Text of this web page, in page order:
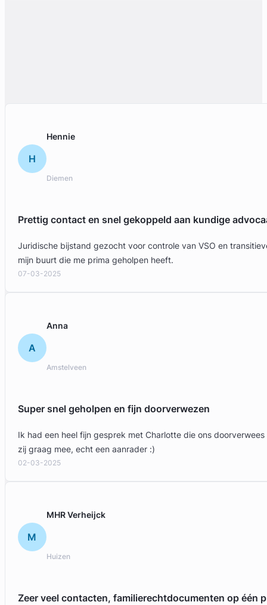
H
Hennie
Diemen
Prettig contact en snel gekoppeld aan kundige
Juridische bijstand gezocht voor controle van VSO en
mijn buurt die me prima geholpen heeft.
07-03-2025
A
Anna
Amstelveen
Super snel geholpen en fijn doorverwezen
Ik had een heel fijn gesprek met Charlotte die ons
zij graag mee, echt een aanrader :)
02-03-2025
M
MHR Verheijck
Huizen
Zeer veel contacten, familierechtdocumenten op één